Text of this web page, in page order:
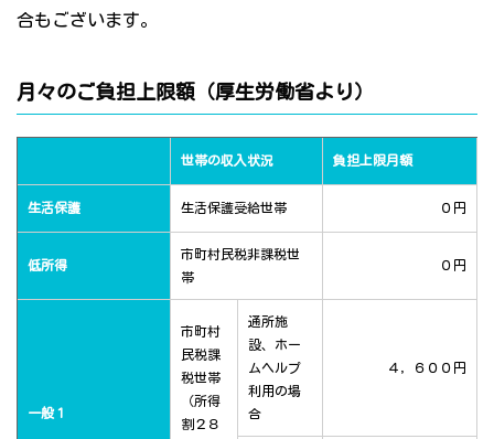
合もございます。
月々のご負担上限額（厚生労働省より）
世帯の収入状況 負担上限月額
生活保護 生活保護受給世帯 ０円
低所得
市町村民税非課税世
帯
０円
一般１
市町村
民税課
税世帯
（所得
割２８
通所施
設、ホー
ムヘルプ
利用の場
合
４，６００円